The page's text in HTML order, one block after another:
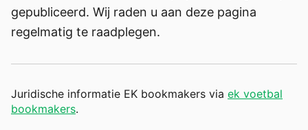
gepubliceerd. Wij raden u aan deze pagina
regelmatig te raadplegen.
Juridische informatie EK bookmakers via ek voetbal
bookmakers.